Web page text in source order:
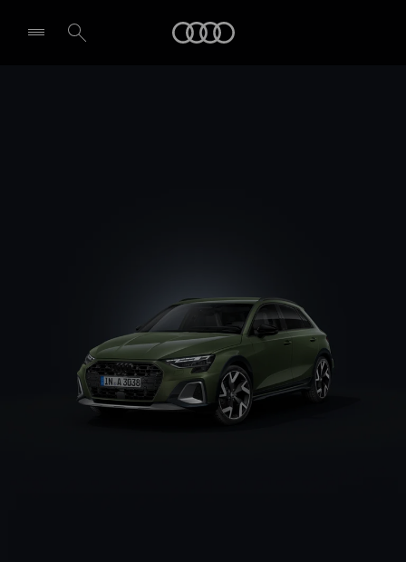
Design et équipement